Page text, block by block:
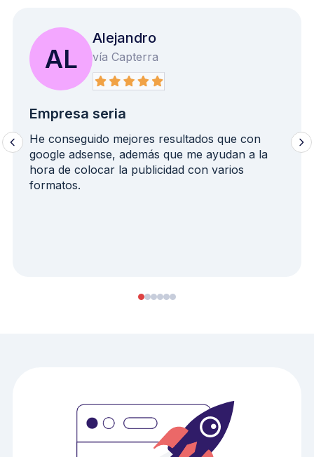
AL
Alejandro
vía Capterra
Empresa seria
He conseguido mejores resultados que con
google adsense, además que me ayudan a la
hora de colocar la publicidad con varios
formatos.